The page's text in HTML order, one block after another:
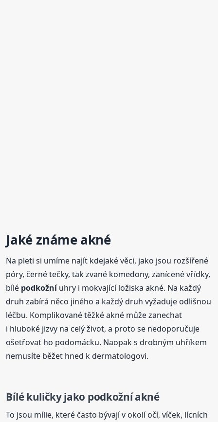
Jaké známe akné
Na pleti si umíme najít kdejaké věci, jako jsou rozšířené
póry, černé tečky, tak zvané komedony, zanícené vřídky,
bílé podkožníuhry i mokvající ložiska akné. Na každý
druh zabírá něco jiného a každý druh vyžaduje odlišnou
léčbu. Komplikované těžké akné může zanechat
i hluboké jizvy na celý život, a proto se nedoporučuje
ošetřovat ho podomácku. Naopak s drobným uhříkem
nemusíte běžet hned k dermatologovi.
Bílé kuličky jako podkožníakné
To jsou mílie, které často bývají v okolí očí, víček, lícních